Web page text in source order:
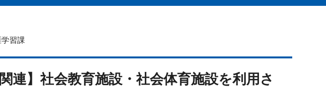
習課
連】社会教育施設・社会体育施設を利用さ